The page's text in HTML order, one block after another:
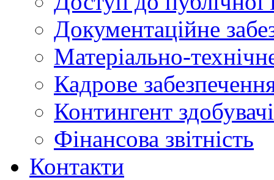
Документаційне
Матеріально-
Кадрове
Контингент
Фінансова звітність
Контакти